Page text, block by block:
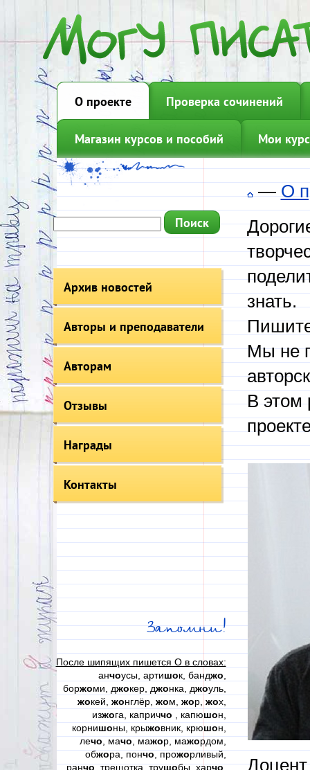
О проекте Проверка сочинений
Магазин курсов и пособий Мои
Архив новостей
Авторы и преподаватели
Авторам
Отзывы
Награды
Контакты
Запомни!
После шипящих пишется О в словах:
анчоусы, артишок, банджо
боржоми, джокер, джонка, джоуль,
жокей, жонглёр, жом, жор, жох,
изжога, каприччо , капюшон,
корнишоны, крыжовник, крюшон,
лечо , мачо , мажор, мажордом,
обжора, пончо, прожорливый,
ранчо, трещотка, трущобы, харчо,
—О
знать.
Мы не
В этом